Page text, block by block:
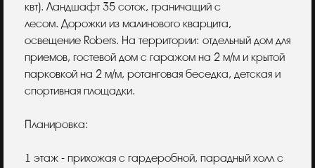
квт). Ландшафт 35 соток, граничащий с
лесом. Дорожки из малинового кварцита,
освещение Robers. На территории: отдельный дом для
приемов, гостевой дом с гаражом на 2 м/м и крытой
парковкой на 2 м/м, ротанговая беседка, детская и
спортивная площадки.
Планировка:
1 этаж - прихожая с гардеробной, парадный холл с